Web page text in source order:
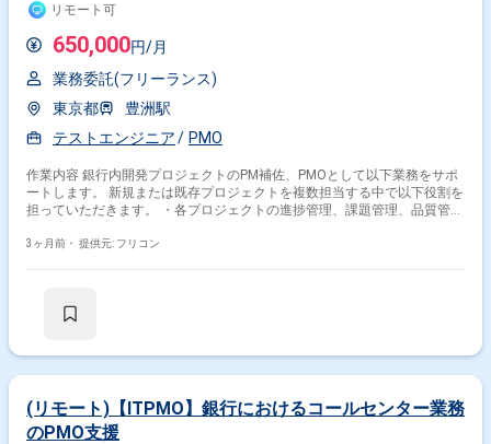
リモート可
650,000円/月
業務委託(フリーランス)
東京都
豊洲駅
テストエンジニア
PMO
作業内容 銀行内開発プロジェクトのPM補佐、PMOとして以下業務をサポ
ートします。 新規または既存プロジェクトを複数担当する中で以下役割を
担っていただきます。 ・各プロジェクトの進捗管理、課題管理、品質管理
3ヶ月前・ 提供元: フリコン
(リモート)【ITPMO】銀行におけるコールセンター業務
のPMO支援